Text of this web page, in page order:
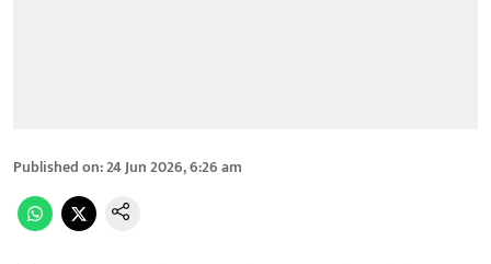
Published on:24 Jun 2026, 6:26 am